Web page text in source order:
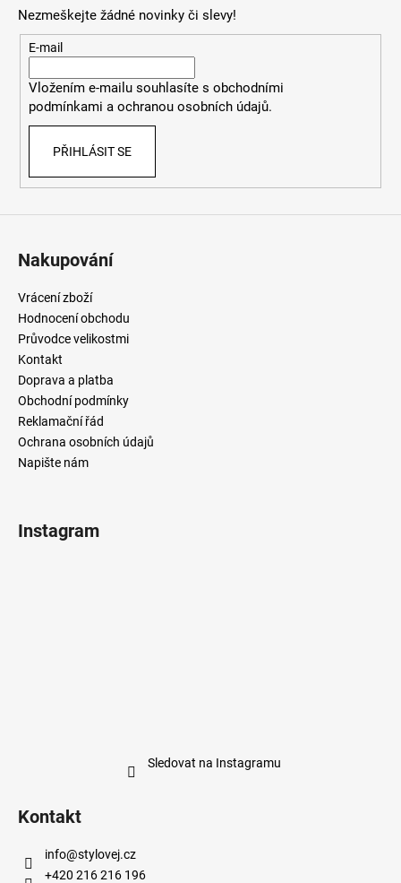
Nezmeškejte žádné novinky či slevy!
E-mail
Vložením e-mailu souhlasítes obchodními
podmínkami a ochranou osobních údajů.
PŘIHLÁSIT SE
Nakupování
Vrácení zboží
Hodnocení obchodu
Průvodce velikostmi
Kontakt
Doprava a platba
Obchodní podmínky
Reklamační řád
Ochrana osobních údajů
Napište nám
Instagram
Sledovat na Instagramu
Kontakt
info@stylovej.cz
+420 216 216 196